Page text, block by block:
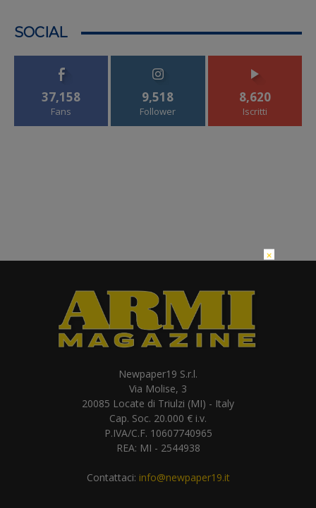
SOCIAL
37,158
Fans
9,518
Follower
8,620
Iscritti
Newpaper19 S.r.l.
Via Molise, 3
20085 Locate di Triulzi (MI) - Italy
Cap. Soc. 20.000 € i.v.
P.IVA/C.F. 10607740965
REA: MI - 2544938
Contattaci: info@newpaper19.it
×